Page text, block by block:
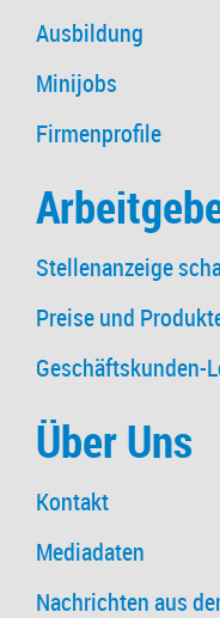
Ausbildung
Minijobs
Firmenprofile
Stellenanzeige
Preise und
Geschäftskunden-
Über Uns
Kontakt
Mediadaten
Nachrichten aus